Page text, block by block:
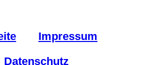
Impressum
Datenschutz